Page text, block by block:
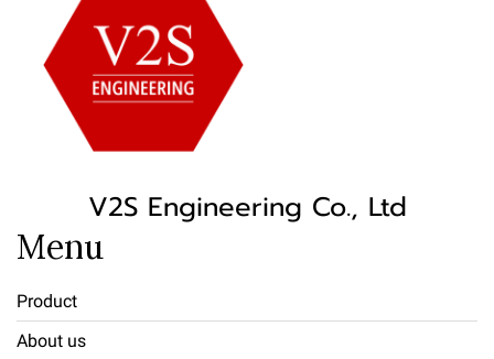
V2S Engineering Co., Ltd
Menu
Product
About us